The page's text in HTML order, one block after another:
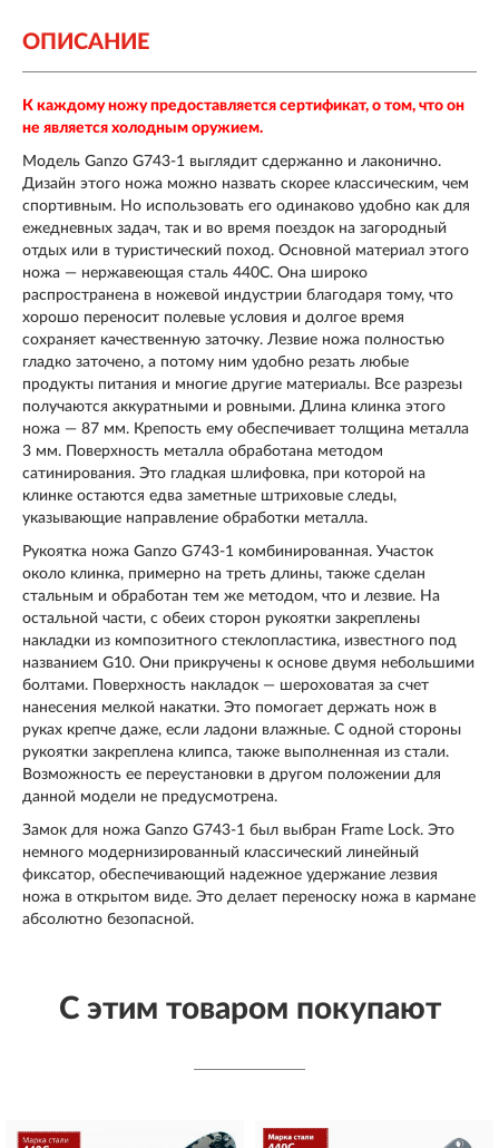
ОПИСАНИЕ
К каждому ножу предоставляется сертификат, о том, что он
не является холодным оружием.
Модель Ganzo G743-1 выглядит сдержанно и лаконично.
Дизайн этого ножа можно назвать скорее классическим, чем
спортивным. Но использовать его одинаково удобно как для
ежедневных задач, так и во время поездок на загородный
отдых или в туристический поход. Основной материал этого
ножа — нержавеющая сталь 440С. Она широко
распространена в ножевой индустрии благодаря тому, что
хорошо переносит полевые условия и долгое время
сохраняет качественную заточку. Лезвие ножа полностью
гладко заточено, а потому ним удобно резать любые
продукты питания и многие другие материалы. Все разрезы
получаются аккуратными и ровными. Длина клинка этого
ножа — 87 мм. Крепость ему обеспечивает толщина металла
3 мм. Поверхность металла обработана методом
сатинирования. Это гладкая шлифовка, при которой на
клинке остаются едва заметные штриховые следы,
указывающие направление обработки металла.
Рукоятка ножа Ganzo G743-1 комбинированная. Участок
около клинка, примерно на треть длины, также сделан
стальным и обработан тем же методом, что и лезвие. На
остальной части, с обеих сторон рукоятки закреплены
накладки из композитного стеклопластика, известного под
названием G10. Они прикручены к основе двумя небольшими
болтами. Поверхность накладок — шероховатая за счет
нанесения мелкой накатки. Это помогает держать нож в
руках крепче даже, если ладони влажные. С одной стороны
рукоятки закреплена клипса, также выполненная из стали.
Возможность ее переустановки в другом положении для
данной модели не предусмотрена.
Замок для ножа Ganzo G743-1 был выбран Frame Lock. Это
немного модернизированный классический линейный
фиксатор, обеспечивающий надежное удержание лезвия
ножа в открытом виде. Это делает переноску ножа в кармане
абсолютно безопасной.
С этим товаром покупают